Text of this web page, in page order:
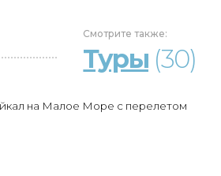
Смотрите также:
Туры (30)
на Малое Море с перелетом